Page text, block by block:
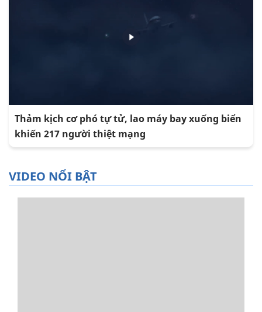
Thảm kịch cơ phó tự tử, lao máy bay xuống biển
khiến 217 người thiệt mạng
VIDEO NỔI BẬT